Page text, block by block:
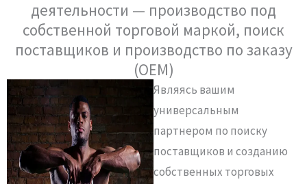
деятельности — производство под
собственной торговой маркой, поиск
поставщиков и производство по заказу
(OEM)
Являясь вашим
универсальным
партнером по поиску
поставщиков и созданию
собственных торговых